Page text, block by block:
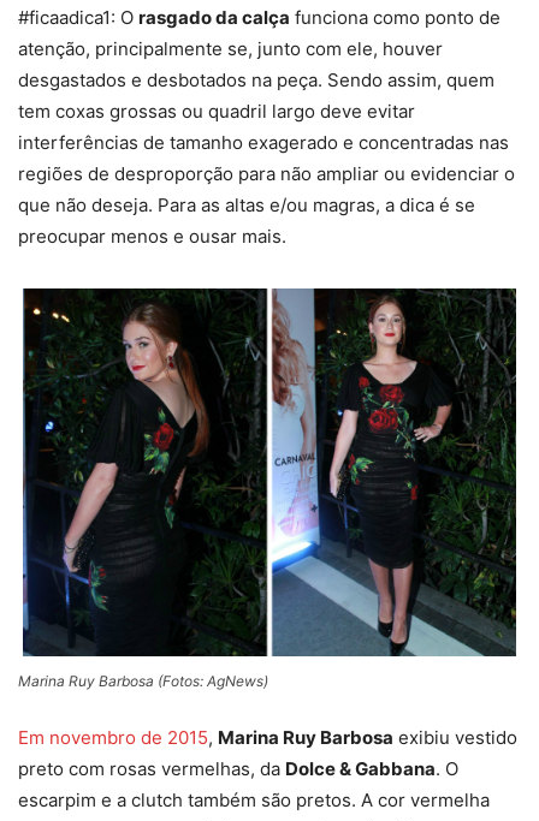
#ficaadica1: O rasgado da calça funciona como ponto de
atenção, principalmente se, junto com ele, houver
desgastados e desbotados na peça. Sendo assim, quem
tem coxas grossas ou quadril largo deve evitar
interferências de tamanho exagerado e concentradas nas
regiões de desproporção para não ampliar ou evidenciar o
que não deseja. Para as altas e/ou magras, a dica é se
preocupar menos e ousar mais.
Marina Ruy Barbosa (Fotos: AgNews)
Em novembro de 2015, Marina Ruy Barbosa exibiu vestido
preto com rosas vermelhas, da Dolce & Gabbana. O
escarpim e a clutch também são pretos. A cor vermelha